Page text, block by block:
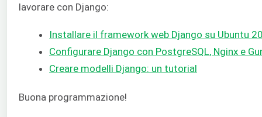
lavorare con Django:
Installare il framework web Django su Ubuntu
Configurare Django con PostgreSQL, Nginx e
Creare modelli Django: un tutorial
Buona programmazione!